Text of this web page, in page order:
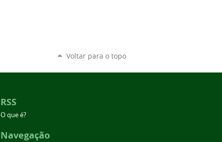
Voltar para o topo
RSS
O que é?
Navegação